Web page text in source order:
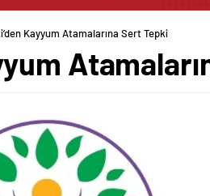
Kayyum Atamalarına Sert Tepki